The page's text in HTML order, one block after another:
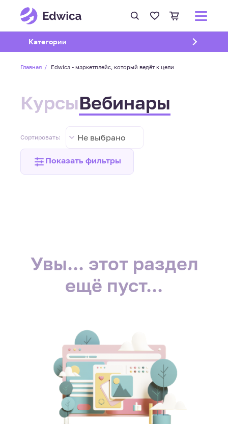
Открыть подменю
Категории
Главная Edwica - маркетплейс, который ведёт к цели
КурсыВебинары
Сортировать: Не выбрано
Показать фильтры
Увы... этот раздел
ещё пуст...